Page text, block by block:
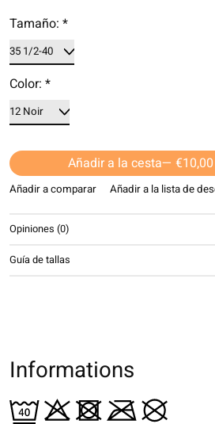
Tamaño: *
Color: *
Añadir a la cesta — €10,00
Añadir a comparar Añadir a la lista de
Opiniones (0)
Guía de tallas
Informations